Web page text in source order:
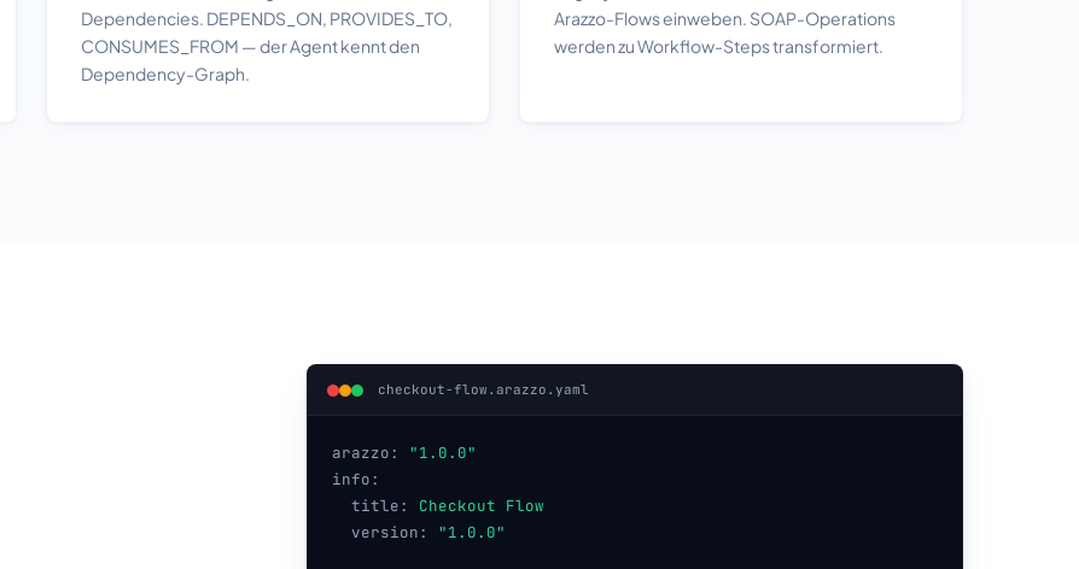
Dependencies. DEPENDS_ON, PROVIDES_TO,
CONSUMES_FROM — der Agent kennt den
Dependency-Graph.
Arazzo-Flows einweben. SOAP-Operations
werden zu Workflow-Steps transformiert.
checkout-flow.arazzo.yaml
arazzo:
"1.0.0"
info:
title:
Checkout Flow
version:
"1.0.0"